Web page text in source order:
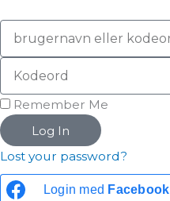
Remember Me
Log In
Lost your password?
Login med Facebook